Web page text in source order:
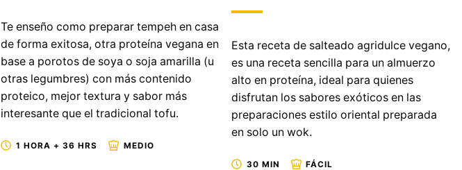
Te enseño como preparar tempeh en casa
de forma exitosa, otra proteína vegana en
base a porotos de soya o soja amarilla (u
otras legumbres) con más contenido
proteico, mejor textura y sabor más
interesante que el tradicional tofu.
1 HORA + 36 HRS MEDIO
Esta receta de salteado agridulce vegano,
es una receta sencilla para un almuerzo
alto en proteína, ideal para quienes
disfrutan los sabores exóticos en las
preparaciones estilo oriental preparada
en solo un wok.
30 MIN FÁCIL